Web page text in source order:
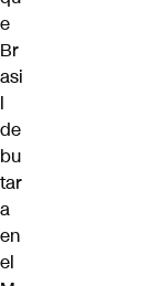
e
Br
asi
l
de
bu
tar
a
en
el